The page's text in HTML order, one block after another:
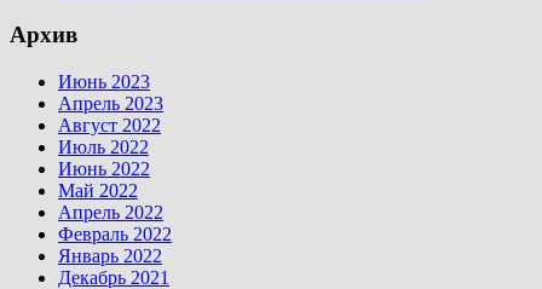
Архив
Июнь 2023
Апрель 2023
Август 2022
Июль 2022
Июнь 2022
Май 2022
Апрель 2022
Февраль 2022
Январь 2022
Декабрь 2021